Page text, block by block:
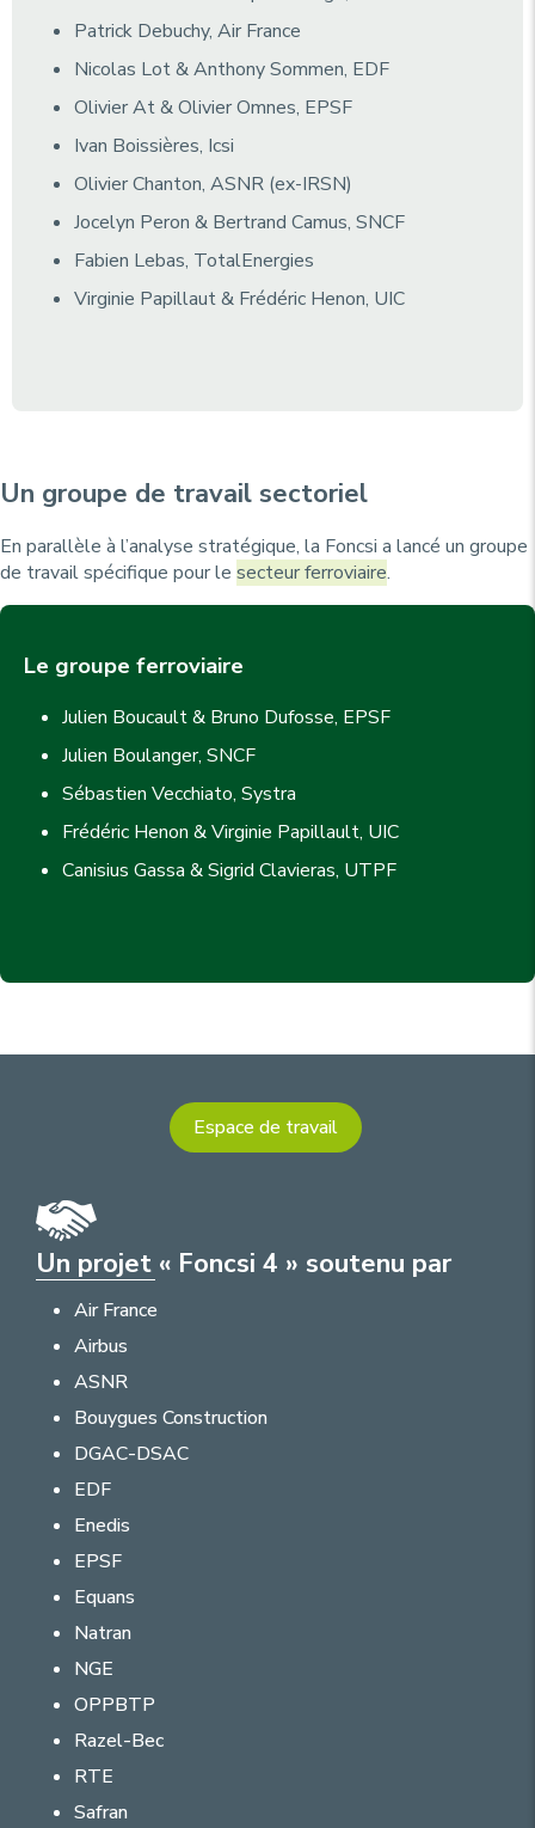
Patrick Debuchy, Air France
Nicolas Lot & Anthony Sommen, EDF
Olivier At & Olivier Omnes, EPSF
Ivan Boissières, Icsi
Olivier Chanton, ASNR (ex-IRSN)
Jocelyn Peron & Bertrand Camus, SNCF
Fabien Lebas, TotalEnergies
Virginie Papillaut & Frédéric Henon, UIC
Un groupe de travail sectoriel
En parallèle à l’analyse stratégique, la Foncsi a lancé un groupe
de travail spécifique pour le secteur ferroviaire.
Le groupe ferroviaire
Julien Boucault & Bruno Dufosse, EPSF
Julien Boulanger, SNCF
Sébastien Vecchiato, Systra
Frédéric Henon & Virginie Papillault, UIC
Canisius Gassa & Sigrid Clavieras, UTPF
Espace de travail
Un projet « Foncsi 4 » soutenu par
Air France
Airbus
ASNR
Bouygues Construction
DGAC-DSAC
EDF
Enedis
EPSF
Equans
Natran
NGE
OPPBTP
Razel-Bec
RTE
Safran